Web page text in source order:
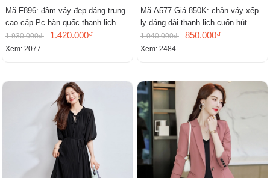
Mã F896: đầm váy đẹp dáng trung
cao cấp Pc hàn quốc thanh lịch
mới
1.930.000₫ 1.420.000₫
Xem: 2077
Mã A577 Giá 850K: chân váy xếp
ly dáng dài thanh lịch cuốn hút
1.040.000₫ 850.000₫
Xem: 2484